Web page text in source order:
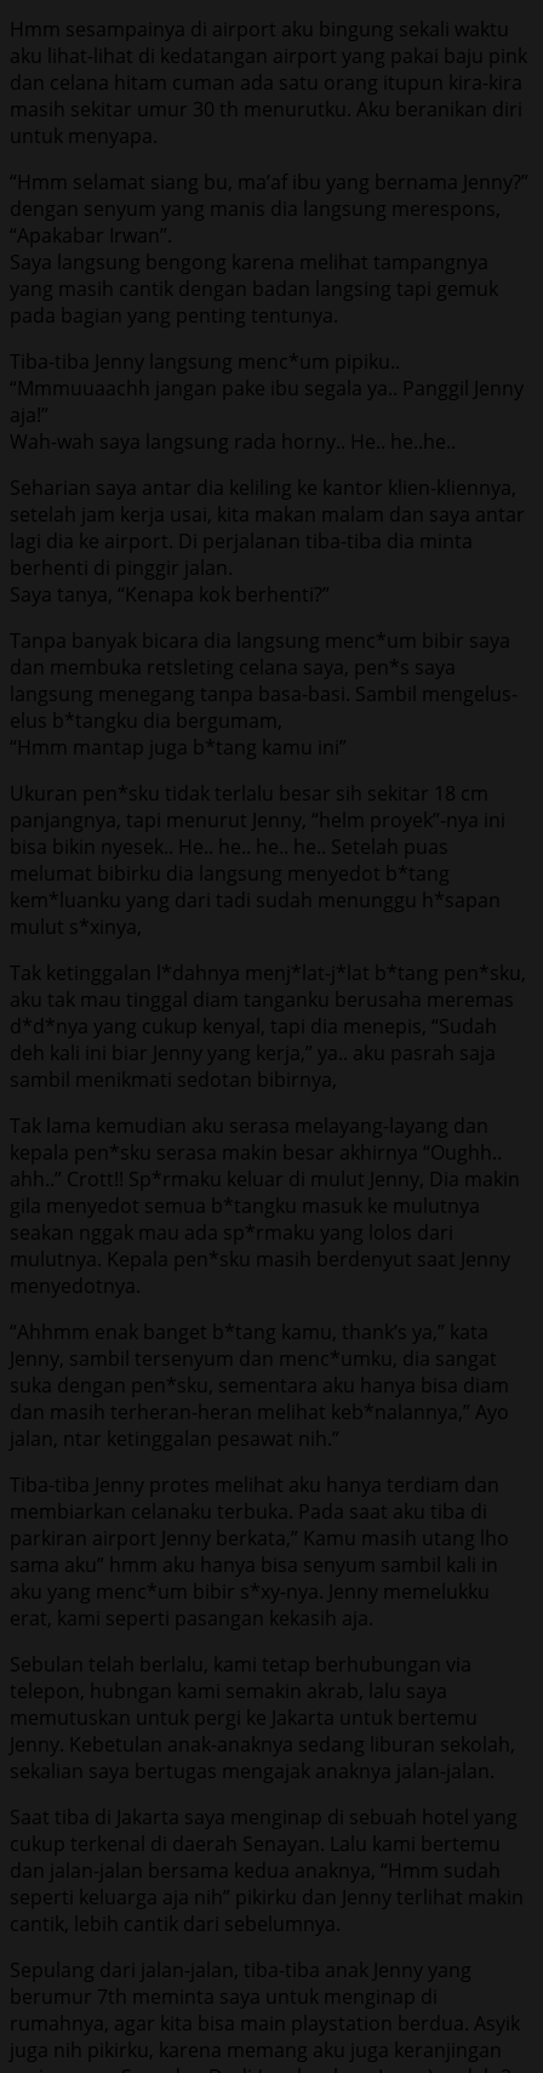
Hmm sesampainya di airport aku bingung sekali waktu
aku lihat-lihat di kedatangan airport yang pakai baju pink
dan celana hitam cuman ada satu orang itupun kira-kira
masih sekitar umur 30 th menurutku. Aku beranikan diri
untuk menyapa.
“Hmm selamat siang bu, ma’af ibu yang bernama Jenny?”
dengan senyum yang manis dia langsung merespons,
“Apakabar Irwan”.
Saya langsung bengong karena melihat tampangnya
yang masih cantik dengan badan langsing tapi gemuk
pada bagian yang penting tentunya.
Tiba-tiba Jenny langsung menc*um pipiku..
“Mmmuuaachh jangan pake ibu segala ya.. Panggil Jenny
aja!”
Wah-wah saya langsung rada horny.. He.. he..he..
Seharian saya antar dia keliling ke kantor klien-kliennya,
setelah jam kerja usai, kita makan malam dan saya antar
lagi dia ke airport. Di perjalanan tiba-tiba dia minta
berhenti di pinggir jalan.
Saya tanya, “Kenapa kok berhenti?”
Tanpa banyak bicara dia langsung menc*um bibir saya
dan membuka retsleting celana saya, pen*s saya
langsung menegang tanpa basa-basi. Sambil mengelus-
elus b*tangku dia bergumam,
“Hmm mantap juga b*tang kamu ini”
Ukuran pen*sku tidak terlalu besar sih sekitar 18 cm
panjangnya, tapi menurut Jenny, “helm proyek”-nya ini
bisa bikin nyesek.. He.. he.. he.. he.. Setelah puas
melumat bibirku dia langsung menyedot b*tang
kem*luanku yang dari tadi sudah menunggu h*sapan
mulut s*xinya,
Tak ketinggalan l*dahnya menj*lat-j*lat b*tang pen*sku,
aku tak mau tinggal diam tanganku berusaha meremas
d*d*nya yang cukup kenyal, tapi dia menepis, “Sudah
deh kali ini biar Jenny yang kerja,” ya.. aku pasrah saja
sambil menikmati sedotan bibirnya,
Tak lama kemudian aku serasa melayang-layang dan
kepala pen*sku serasa makin besar akhirnya “Oughh..
ahh..” Crott!! Sp*rmaku keluar di mulut Jenny, Dia makin
gila menyedot semua b*tangku masuk ke mulutnya
seakan nggak mau ada sp*rmaku yang lolos dari
mulutnya. Kepala pen*sku masih berdenyut saat Jenny
menyedotnya.
“Ahhmm enak banget b*tang kamu, thank’s ya,” kata
Jenny, sambil tersenyum dan menc*umku, dia sangat
suka dengan pen*sku, sementara aku hanya bisa diam
dan masih terheran-heran melihat keb*nalannya,” Ayo
jalan, ntar ketinggalan pesawat nih.”
Tiba-tiba Jenny protes melihat aku hanya terdiam dan
membiarkan celanaku terbuka. Pada saat aku tiba di
parkiran airport Jenny berkata,” Kamu masih utang lho
sama aku” hmm aku hanya bisa senyum sambil kali in
aku yang menc*um bibir s*xy-nya. Jenny memelukku
erat, kami seperti pasangan kekasih aja.
Sebulan telah berlalu, kami tetap berhubungan via
telepon, hubngan kami semakin akrab, lalu saya
memutuskan untuk pergi ke Jakarta untuk bertemu
Jenny. Kebetulan anak-anaknya sedang liburan sekolah,
sekalian saya bertugas mengajak anaknya jalan-jalan.
Saat tiba di Jakarta saya menginap di sebuah hotel yang
cukup terkenal di daerah Senayan. Lalu kami bertemu
dan jalan-jalan bersama kedua anaknya, “Hmm sudah
seperti keluarga aja nih” pikirku dan Jenny terlihat makin
cantik, lebih cantik dari sebelumnya.
Sepulang dari jalan-jalan, tiba-tiba anak Jenny yang
berumur 7th meminta saya untuk menginap di
rumahnya, agar kita bisa main playstation berdua. Asyik
juga nih pikirku, karena memang aku juga keranjingan